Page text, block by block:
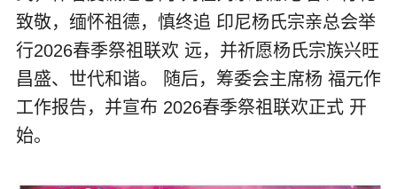
致敬，缅怀祖德，慎终追 印尼杨氏宗亲总会举
行2026春季祭祖联欢 远，并祈愿杨氏宗族兴旺
昌盛、世代和谐。 随后，筹委会主席杨 福元作
工作报告，并宣布 2026春季祭祖联欢正式 开
始。